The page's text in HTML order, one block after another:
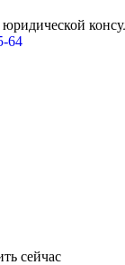
64
сейчас